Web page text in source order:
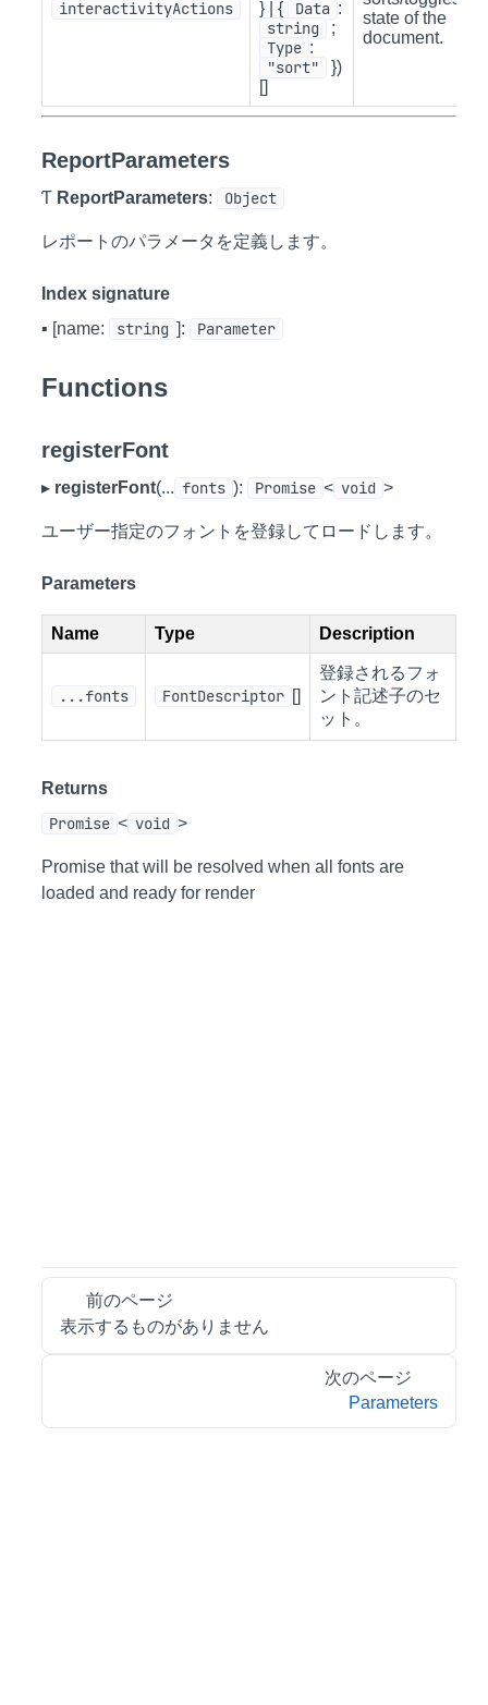
interactivityActions } | { Data :
string ;
Type :
"sort"
})
[]
state of the
document.
ReportParameters
Ƭ ReportParameters: Object
レポートのパラメータを定義します。
Index signature
▪ [name:
string ]: Parameter
Functions
registerFont
▸ registerFont(... fonts ): Promise < void >
ユーザー指定のフォントを登録してロードします。
Parameters
Name Type Description
...fonts FontDescriptor []
登録されるフォ
ント記述子のセ
ット。
Returns
Promise < void >
Promise that will be resolved when all fonts are
loaded and ready for render
前のページ
表示するものがありません
次のページ
Parameters